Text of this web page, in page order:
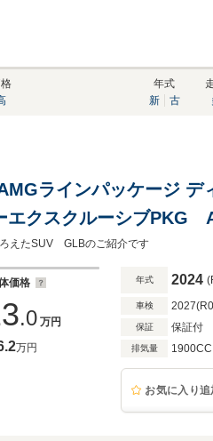
年式
新
古
ラインパッケージ デ
エクスクルーシブPKG
スライディングルーフ
えたSUV GLBのご紹介です
価格
.0 万円
万円
年式 2024
車検
保証 保証付
排気量 1900CC
お気に入り追